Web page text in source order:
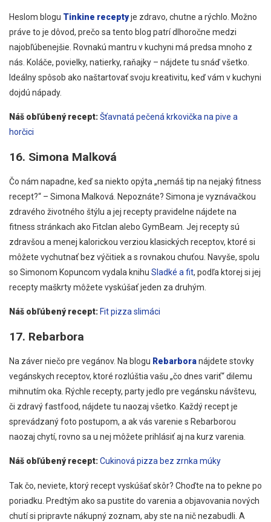
Heslom blogu Tinkine receptyje zdravo, chutne a rýchlo. Možno
práve to je dôvod, prečo sa tento blog patrí dlhoročne medzi
najobľúbenejšie. Rovnakú mantru v kuchyni má predsa mnoho z
nás. Koláče, povielky, natierky, raňajky – nájdete tu snáď všetko.
Ideálny spôsob ako naštartovať svoju kreativitu, keď vám v kuchyni
dojdú nápady.
Náš obľúbený recept:Šťavnatá pečená krkovička na pive a
horčici
16. Simona Malková
Čo nám napadne, keď sa niekto opýta „nemáš tip na nejaký fitness
recept?“ – Simona Malková. Nepoznáte? Simona je vyznávačkou
zdravého životného štýlu a jej recepty pravidelne nájdete na
fitness stránkach ako Fitclan alebo GymBeam. Jej recepty sú
zdravšou a menej kalorickou verziou klasických receptov, ktoré si
môžete vychutnať bez výčitiek a s rovnakou chuťou. Navyše, spolu
so Simonom Kopuncom vydala knihu Sladké a fit, podľa ktorej si jej
recepty maškrty môžete vyskúšať jeden za druhým.
Náš obľúbený recept: Fit pizza slimáci
17. Rebarbora
Na záver niečo pre vegánov. Na blogu Rebarboranájdete stovky
vegánskych receptov, ktoré rozlúštia vašu „čo dnes variť“ dilemu
mihnutím oka. Rýchle recepty, party jedlo pre vegánsku návštevu,
či zdravý fastfood, nájdete tu naozaj všetko. Každý recept je
sprevádzaný foto postupom, a ak vás varenie s Rebarborou
naozaj chytí, rovno sa u nej môžete prihlásiť aj na kurz varenia.
Náš obľúbený recept:Cukinová pizza bez zrnka múky
Tak čo, neviete, ktorý recept vyskúšať skôr? Choďte na to pekne po
poriadku. Predtým ako sa pustite do varenia a objavovania nových
chutí si pripravte nákupný zoznam, aby ste na nič nezabudli. A